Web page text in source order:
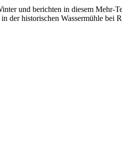
und berichten in diesem Mehr-
der historischen Wassermühle bei